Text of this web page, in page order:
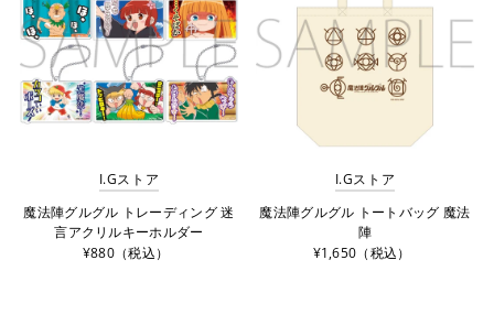
I.Gストア
魔法陣グルグル トレーディング 迷
言アクリルキーホルダー
¥880（税込）
I.Gストア
魔法陣グルグル トートバッグ 魔法
陣
¥1,650（税込）